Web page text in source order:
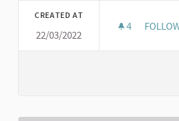
CREATED AT
22/03/2022
4 4